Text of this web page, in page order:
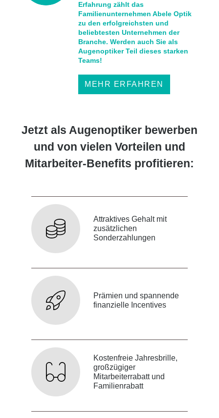
Erfahrung zählt das
Familienunternehmen Abele Optik
zu den erfolgreichsten und
beliebtesten Unternehmen der
Branche. Werden auch Sie als
Augenoptiker Teil dieses starken
Teams!
MEHR ERFAHREN
Jetzt als Augenoptiker bewerben
und von vielen Vorteilen und
Mitarbeiter-Benefits profitieren:
Attraktives Gehalt mit
zusätzlichen
Sonderzahlungen
Prämien und spannende
finanzielle Incentives
Kostenfreie Jahresbrille,
großzügiger
Mitarbeiterrabatt und
Familienrabatt